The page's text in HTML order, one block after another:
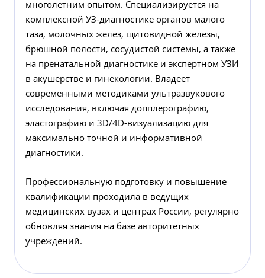
многолетним опытом. Специализируется на
комплексной УЗ-диагностике органов малого
таза, молочных желез, щитовидной железы,
брюшной полости, сосудистой системы, а также
на пренатальной диагностике и экспертном УЗИ
в акушерстве и гинекологии. Владеет
современными методиками ультразвукового
исследования, включая допплерографию,
эластографию и 3D/4D-визуализацию для
максимально точной и информативной
диагностики.
Профессиональную подготовку и повышение
квалификации проходила в ведущих
медицинских вузах и центрах России, регулярно
обновляя знания на базе авторитетных
учреждений.